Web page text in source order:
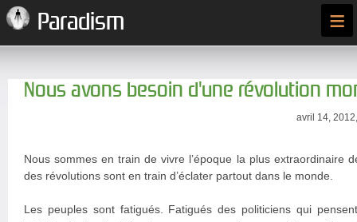
Paradism ≡
Nous avons besoin d'une révolution
avril 14,
Nous sommes en train de vivre l’époque la plus extraordinaire
des révolutions sont en train d’éclater partout dans le monde.
Les peuples sont fatigués. Fatigués des politiciens qui